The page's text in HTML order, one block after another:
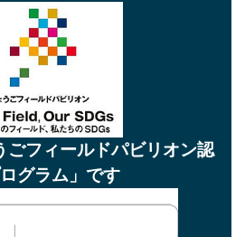
ごフィールドパビリオン認
グラム」です